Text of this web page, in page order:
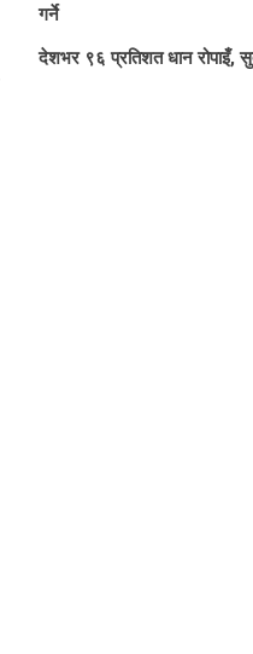
गर्ने
देशभर ९६ प्रतिशत धान रोपाइँ,